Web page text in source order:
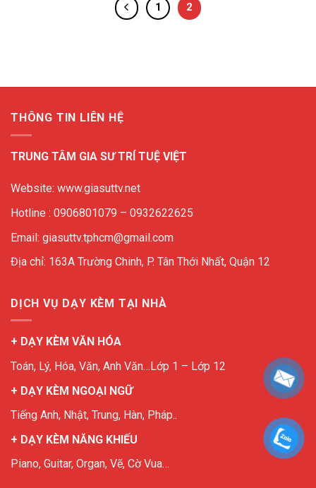
1 2
THÔNG TIN LIÊN HỆ
TRUNG TÂM GIA SƯ TRÍ TUỆ VIỆT
Website: www.giasuttv.net
Hotline : 0906801079 – 0932622625
Email: giasuttv.tphcm@gmail.com
Địa chỉ: 163A Trường Chinh, P. Tân Thới Nhất, Quận 12
DỊCH VỤ DẠY KÈM TẠI NHÀ
+ DẠY KÈM VĂN HÓA
Toán, Lý, Hóa, Văn, Anh Văn…Lớp 1 – Lớp 12
+ DẠY KÈM NGOẠI NGỮ
Tiếng Anh, Nhật, Trung, Hàn, Pháp..
+ DẠY KÈM NĂNG KHIẾU
Piano, Guitar, Organ, Vẽ, Cờ Vua…